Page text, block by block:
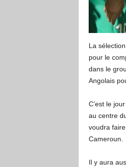
La
pour le
dans le
Angolais
C’est le
au centre
voudra
Cameroun.
Il y aura